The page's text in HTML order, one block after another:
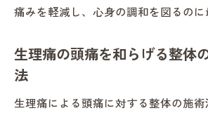
理痛を克服
現代科学が補完する整体の
長野県で受けられる独自の
痛みを軽減し、心身の調和を図るのに
生理痛の頭痛を和らげる整体
法
生理痛による頭痛に対する整体の施